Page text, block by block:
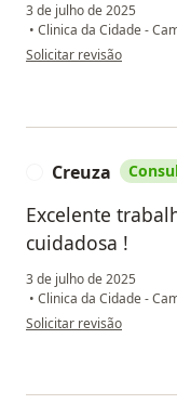
3 de julho de 2025
• Clinica da Cidade -
na opinião do utilizador
Solicitar revisão
Creuza
Excelente
cuidadosa !
3 de julho de 2025
• Clinica da Cidade -
na opinião do utilizador
Solicitar revisão